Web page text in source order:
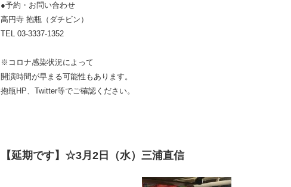
●予約・お問い合わせ
高円寺 抱瓶（ダチビン）
TEL 03-3337-1352
※コロナ感染状況によって
開演時間が早まる可能性もあります。
抱瓶HP、Twitter等でご確認ください。
【延期です】☆3月2日（水）三浦直信